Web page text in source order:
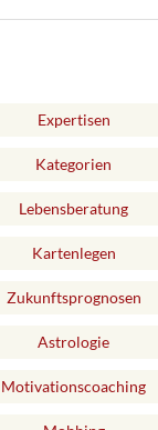
Expertisen
Kategorien
Lebensberatung
Kartenlegen
Zukunftsprognosen
Astrologie
Motivationscoaching